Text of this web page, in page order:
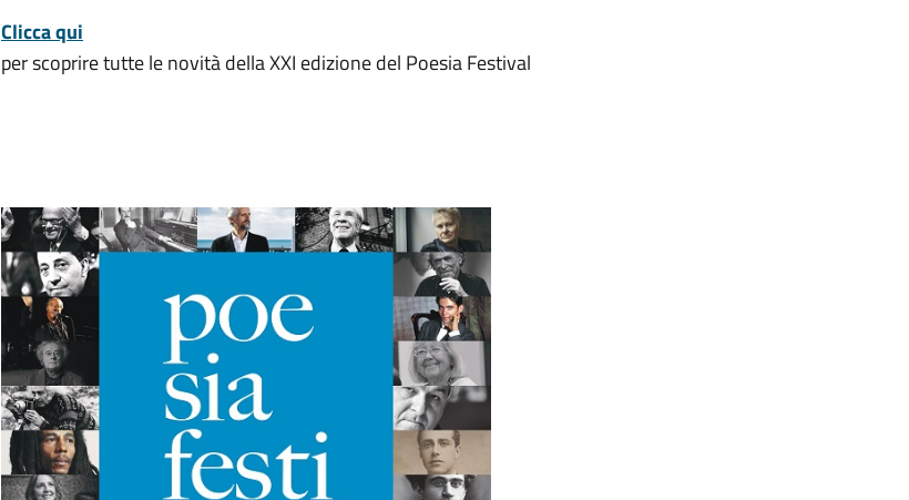
Clicca qui
per scoprire tutte le novità della XXI edizione del Poesia Festival